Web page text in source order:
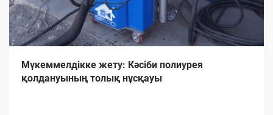
Мүкеммелдікке жету: Кәсіби полиурея
қолдануының толық нұсқауы